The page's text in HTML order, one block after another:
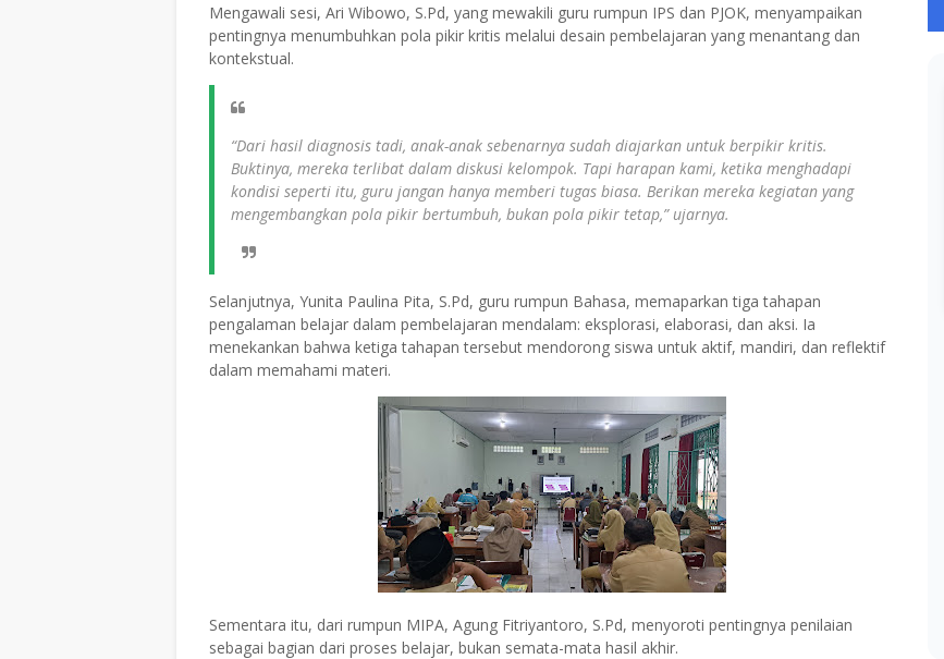
Mengawali sesi, Ari Wibowo, S.Pd, yang mewakili guru rumpun IPS dan PJOK, menyampaikan
pentingnya menumbuhkan pola pikir kritis melalui desain pembelajaran yang menantang dan
kontekstual.
“Dari hasil diagnosis tadi, anak-anak sebenarnya sudah diajarkan untuk berpikir kritis.
Buktinya, mereka terlibat dalam diskusi kelompok. Tapi harapan kami, ketika menghadapi
kondisi seperti itu, guru jangan hanya memberi tugas biasa. Berikan mereka kegiatan yang
mengembangkan pola pikir bertumbuh, bukan pola pikir tetap,” ujarnya.
Selanjutnya, Yunita Paulina Pita, S.Pd, guru rumpun Bahasa, memaparkan tiga tahapan
pengalaman belajar dalam pembelajaran mendalam: eksplorasi, elaborasi, dan aksi. Ia
menekankan bahwa ketiga tahapan tersebut mendorong siswa untuk aktif, mandiri, dan reflektif
dalam memahami materi.
Sementara itu, dari rumpun MIPA, Agung Fitriyantoro, S.Pd, menyoroti pentingnya penilaian
sebagai bagian dari proses belajar, bukan semata-mata hasil akhir.